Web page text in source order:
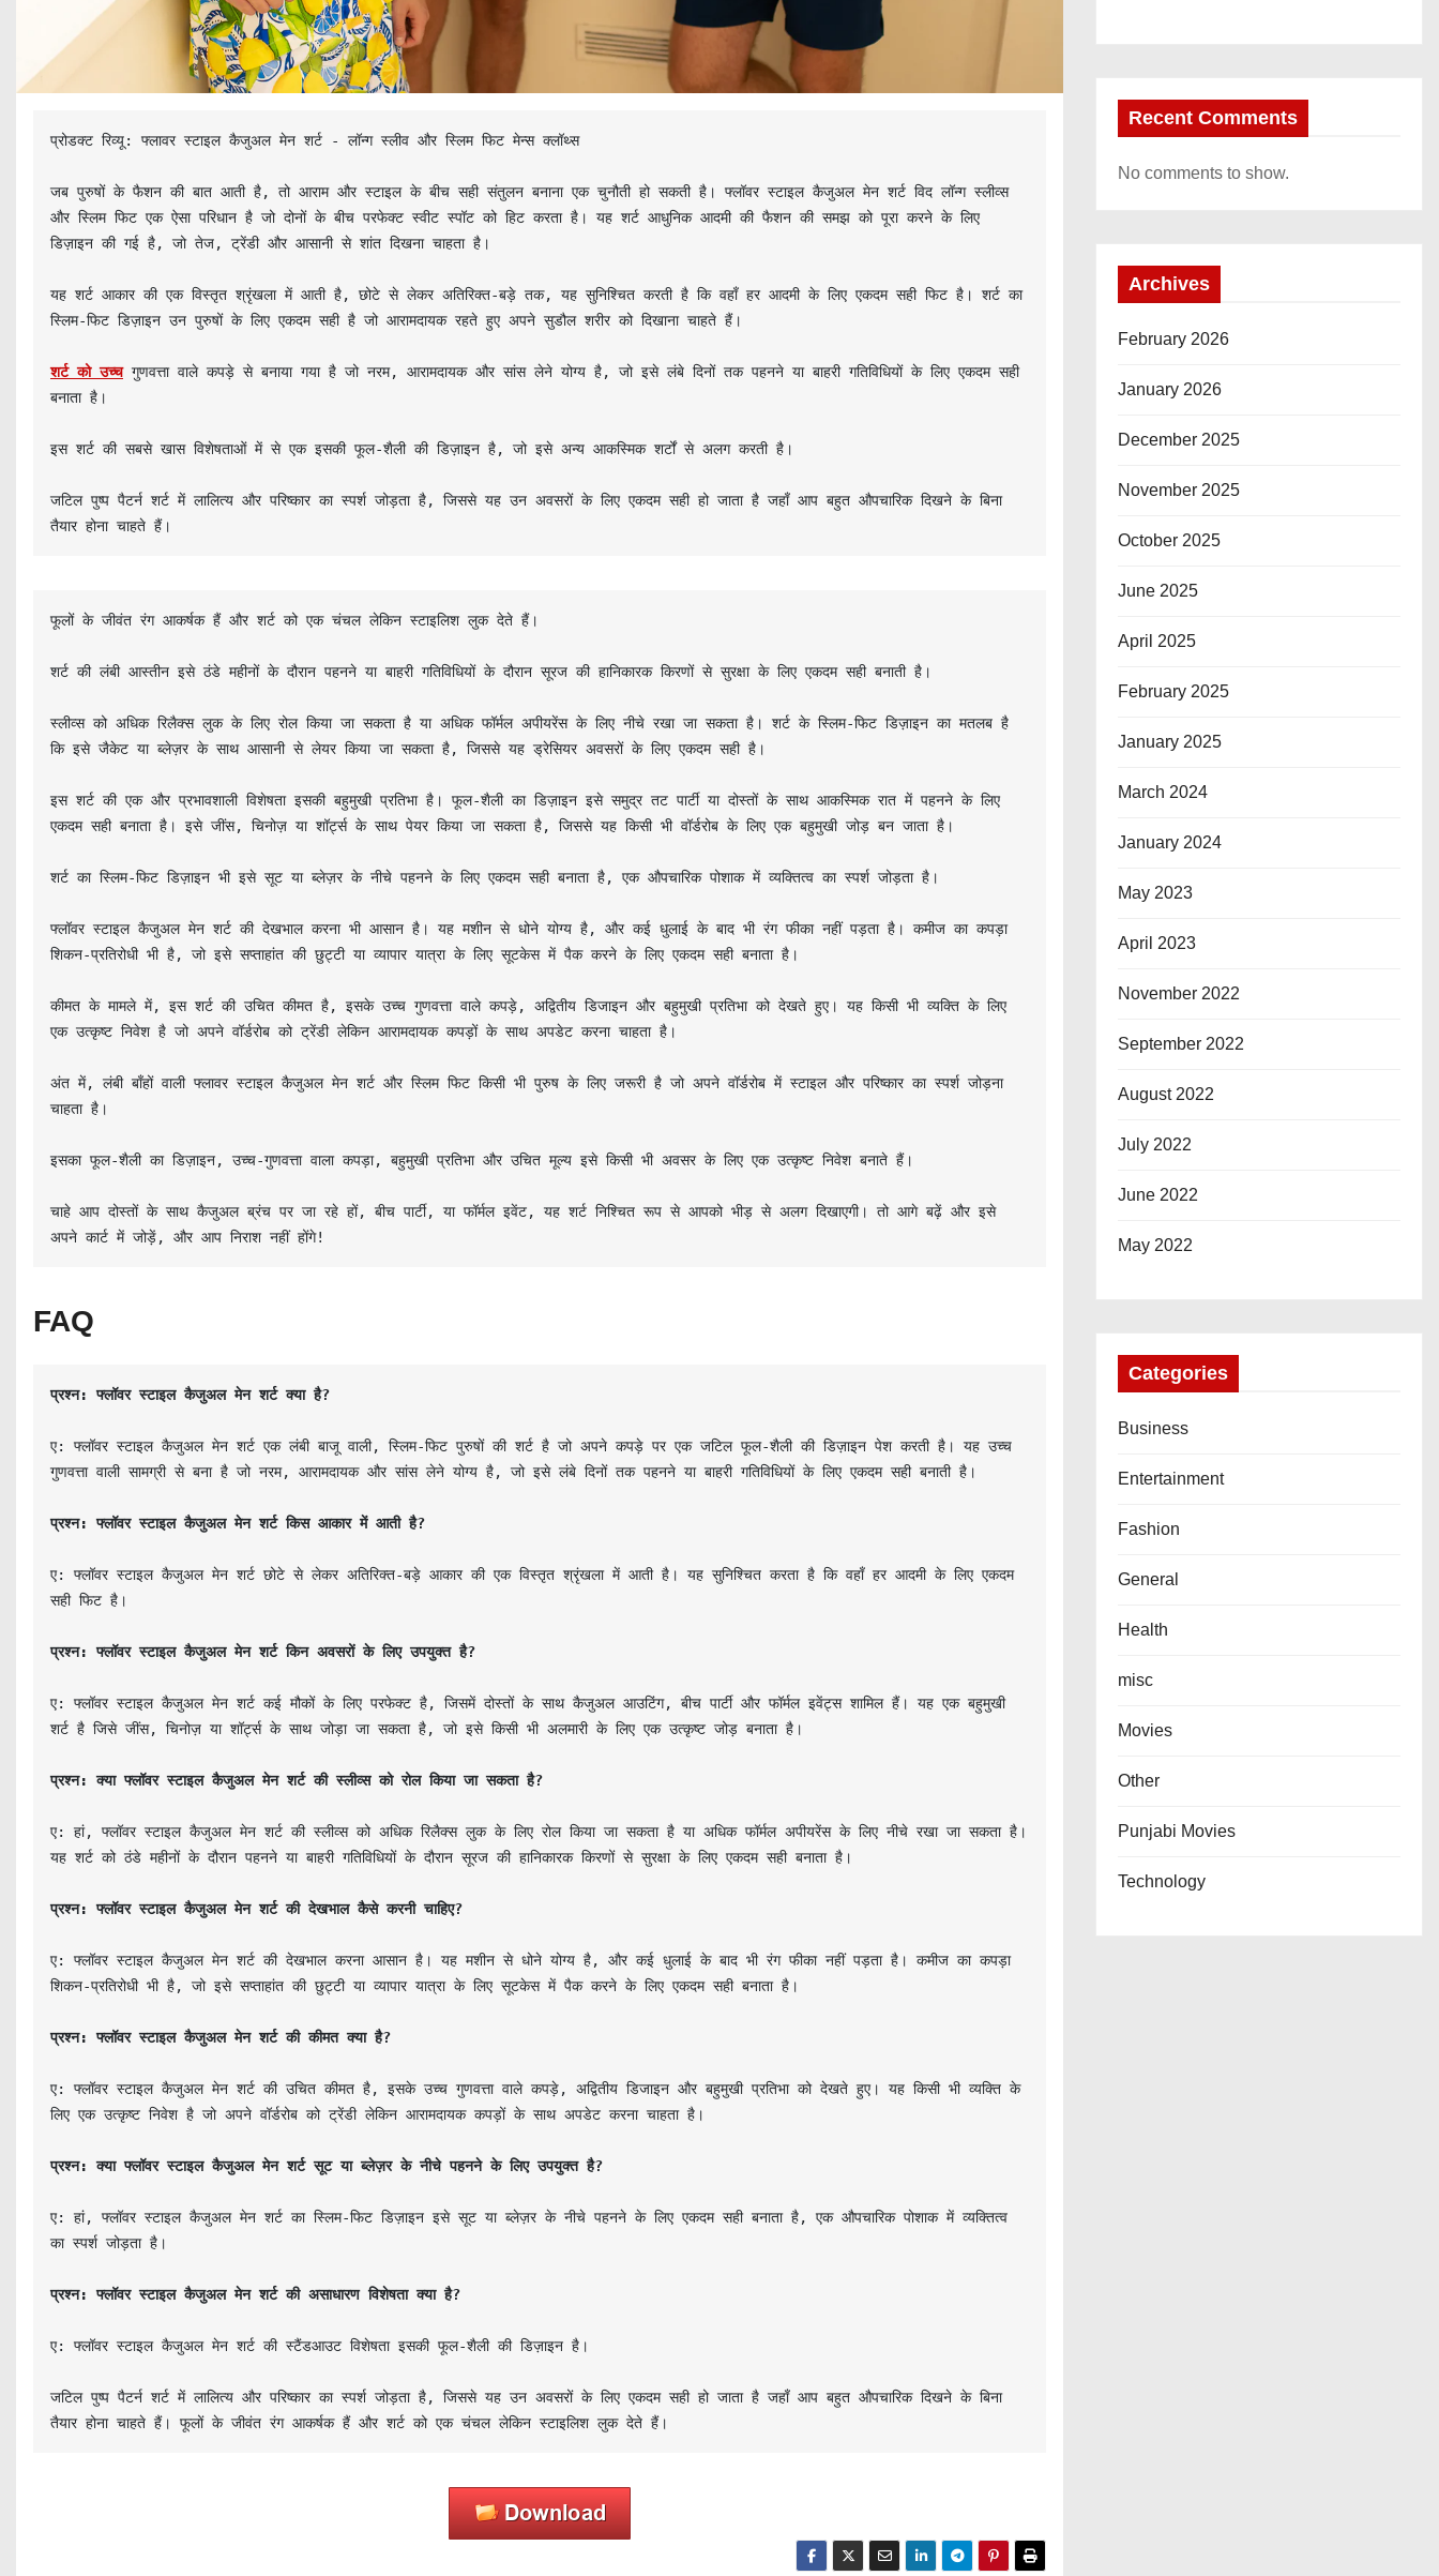
प्रोडक्ट रिव्यू: फ्लावर स्टाइल कैजुअल मेन शर्ट - लॉन्ग स्लीव और स्लिम फिट मेन्स क्लॉथ्स
जब पुरुषों के फैशन की बात आती है, तो आराम और स्टाइल के बीच सही संतुलन बनाना एक चुनौती हो सकती है। फ्लॉवर स्टाइल कैजुअल मेन शर्ट विद लॉन्ग स्लीव्स
और स्लिम फिट एक ऐसा परिधान है जो दोनों के बीच परफेक्ट स्वीट स्पॉट को हिट करता है। यह शर्ट आधुनिक आदमी की फैशन की समझ को पूरा करने के लिए
डिज़ाइन की गई है, जो तेज, ट्रेंडी और आसानी से शांत दिखना चाहता है।
यह शर्ट आकार की एक विस्तृत श्रृंखला में आती है, छोटे से लेकर अतिरिक्त-बड़े तक, यह सुनिश्चित करती है कि वहाँ हर आदमी के लिए एकदम सही फिट है। शर्ट का
स्लिम-फिट डिज़ाइन उन पुरुषों के लिए एकदम सही है जो आरामदायक रहते हुए अपने सुडौल शरीर को दिखाना चाहते हैं।
शर्ट को उच्च गुणवत्ता वाले कपड़े से बनाया गया है जो नरम, आरामदायक और सांस लेने योग्य है, जो इसे लंबे दिनों तक पहनने या बाहरी गतिविधियों के लिए एकदम सही
बनाता है।
इस शर्ट की सबसे खास विशेषताओं में से एक इसकी फूल-शैली की डिज़ाइन है, जो इसे अन्य आकस्मिक शर्टों से अलग करती है।
जटिल पुष्प पैटर्न शर्ट में लालित्य और परिष्कार का स्पर्श जोड़ता है, जिससे यह उन अवसरों के लिए एकदम सही हो जाता है जहाँ आप बहुत औपचारिक दिखने के बिना
तैयार होना चाहते हैं।
फूलों के जीवंत रंग आकर्षक हैं और शर्ट को एक चंचल लेकिन स्टाइलिश लुक देते हैं।
शर्ट की लंबी आस्तीन इसे ठंडे महीनों के दौरान पहनने या बाहरी गतिविधियों के दौरान सूरज की हानिकारक किरणों से सुरक्षा के लिए एकदम सही बनाती है।
स्लीव्स को अधिक रिलैक्स लुक के लिए रोल किया जा सकता है या अधिक फॉर्मल अपीयरेंस के लिए नीचे रखा जा सकता है। शर्ट के स्लिम-फिट डिज़ाइन का मतलब है
कि इसे जैकेट या ब्लेज़र के साथ आसानी से लेयर किया जा सकता है, जिससे यह ड्रेसियर अवसरों के लिए एकदम सही है।
इस शर्ट की एक और प्रभावशाली विशेषता इसकी बहुमुखी प्रतिभा है। फूल-शैली का डिज़ाइन इसे समुद्र तट पार्टी या दोस्तों के साथ आकस्मिक रात में पहनने के लिए
एकदम सही बनाता है। इसे जींस, चिनोज़ या शॉर्ट्स के साथ पेयर किया जा सकता है, जिससे यह किसी भी वॉर्डरोब के लिए एक बहुमुखी जोड़ बन जाता है।
शर्ट का स्लिम-फिट डिज़ाइन भी इसे सूट या ब्लेज़र के नीचे पहनने के लिए एकदम सही बनाता है, एक औपचारिक पोशाक में व्यक्तित्व का स्पर्श जोड़ता है।
फ्लॉवर स्टाइल कैजुअल मेन शर्ट की देखभाल करना भी आसान है। यह मशीन से धोने योग्य है, और कई धुलाई के बाद भी रंग फीका नहीं पड़ता है। कमीज का कपड़ा
शिकन-प्रतिरोधी भी है, जो इसे सप्ताहांत की छुट्टी या व्यापार यात्रा के लिए सूटकेस में पैक करने के लिए एकदम सही बनाता है।
कीमत के मामले में, इस शर्ट की उचित कीमत है, इसके उच्च गुणवत्ता वाले कपड़े, अद्वितीय डिजाइन और बहुमुखी प्रतिभा को देखते हुए। यह किसी भी व्यक्ति के लिए
एक उत्कृष्ट निवेश है जो अपने वॉर्डरोब को ट्रेंडी लेकिन आरामदायक कपड़ों के साथ अपडेट करना चाहता है।
अंत में, लंबी बाँहों वाली फ्लावर स्टाइल कैजुअल मेन शर्ट और स्लिम फिट किसी भी पुरुष के लिए जरूरी है जो अपने वॉर्डरोब में स्टाइल और परिष्कार का स्पर्श जोड़ना
चाहता है।
इसका फूल-शैली का डिज़ाइन, उच्च-गुणवत्ता वाला कपड़ा, बहुमुखी प्रतिभा और उचित मूल्य इसे किसी भी अवसर के लिए एक उत्कृष्ट निवेश बनाते हैं।
चाहे आप दोस्तों के साथ कैजुअल ब्रंच पर जा रहे हों, बीच पार्टी, या फॉर्मल इवेंट, यह शर्ट निश्चित रूप से आपको भीड़ से अलग दिखाएगी। तो आगे बढ़ें और इसे
अपने कार्ट में जोड़ें, और आप निराश नहीं होंगे!
FAQ
प्रश्न: फ्लॉवर स्टाइल कैजुअल मेन शर्ट क्या है?
ए: फ्लॉवर स्टाइल कैजुअल मेन शर्ट एक लंबी बाजू वाली, स्लिम-फिट पुरुषों की शर्ट है जो अपने कपड़े पर एक जटिल फूल-शैली की डिज़ाइन पेश करती है। यह उच्च
गुणवत्ता वाली सामग्री से बना है जो नरम, आरामदायक और सांस लेने योग्य है, जो इसे लंबे दिनों तक पहनने या बाहरी गतिविधियों के लिए एकदम सही बनाती है।
प्रश्न: फ्लॉवर स्टाइल कैजुअल मेन शर्ट किस आकार में आती है?
ए: फ्लॉवर स्टाइल कैजुअल मेन शर्ट छोटे से लेकर अतिरिक्त-बड़े आकार की एक विस्तृत श्रृंखला में आती है। यह सुनिश्चित करता है कि वहाँ हर आदमी के लिए एकदम
सही फिट है।
प्रश्न: फ्लॉवर स्टाइल कैजुअल मेन शर्ट किन अवसरों के लिए उपयुक्त है?
ए: फ्लॉवर स्टाइल कैजुअल मेन शर्ट कई मौकों के लिए परफेक्ट है, जिसमें दोस्तों के साथ कैजुअल आउटिंग, बीच पार्टी और फॉर्मल इवेंट्स शामिल हैं। यह एक बहुमुखी
प्रश्न: क्या फ्लॉवर स्टाइल कैजुअल मेन शर्ट की स्लीव्स को रोल किया जा सकता है?
ए: हां, फ्लॉवर स्टाइल कैजुअल मेन शर्ट की स्लीव्स को अधिक रिलैक्स लुक के लिए रोल किया जा सकता है या अधिक फॉर्मल अपीयरेंस के लिए नीचे रखा जा सकता है।
यह शर्ट को ठंडे महीनों के दौरान पहनने या बाहरी गतिविधियों के दौरान सूरज की हानिकारक किरणों से सुरक्षा के लिए एकदम सही बनाता है।
प्रश्न: फ्लॉवर स्टाइल कैजुअल मेन शर्ट की देखभाल कैसे करनी चाहिए?
ए: फ्लॉवर स्टाइल कैजुअल मेन शर्ट की देखभाल करना आसान है। यह मशीन से धोने योग्य है, और कई धुलाई के बाद भी रंग फीका नहीं पड़ता है। कमीज का कपड़ा
शिकन-प्रतिरोधी भी है, जो इसे सप्ताहांत की छुट्टी या व्यापार यात्रा के लिए सूटकेस में पैक करने के लिए एकदम सही बनाता है।
प्रश्न: फ्लॉवर स्टाइल कैजुअल मेन शर्ट की कीमत क्या है?
ए: फ्लॉवर स्टाइल कैजुअल मेन शर्ट की उचित कीमत है, इसके उच्च गुणवत्ता वाले कपड़े, अद्वितीय डिजाइन और बहुमुखी प्रतिभा को देखते हुए। यह किसी भी व्यक्ति के
लिए एक उत्कृष्ट निवेश है जो अपने वॉर्डरोब को ट्रेंडी लेकिन आरामदायक कपड़ों के साथ अपडेट करना चाहता है।
प्रश्न: क्या फ्लॉवर स्टाइल कैजुअल मेन शर्ट सूट या ब्लेज़र के नीचे पहनने के लिए उपयुक्त है?
ए: हां, फ्लॉवर स्टाइल कैजुअल मेन शर्ट का स्लिम-फिट डिज़ाइन इसे सूट या ब्लेज़र के नीचे पहनने के लिए एकदम सही बनाता है, एक औपचारिक पोशाक में व्यक्तित्व
का स्पर्श जोड़ता है।
प्रश्न: फ्लॉवर स्टाइल कैजुअल मेन शर्ट की असाधारण विशेषता क्या है?
ए: फ्लॉवर स्टाइल कैजुअल मेन शर्ट की स्टैंडआउट विशेषता इसकी फूल-शैली की डिज़ाइन है।
जटिल पुष्प पैटर्न शर्ट में लालित्य और परिष्कार का स्पर्श जोड़ता है, जिससे यह उन अवसरों के लिए एकदम सही हो जाता है जहाँ आप बहुत औपचारिक दिखने के बिना
तैयार होना चाहते हैं। फूलों के जीवंत रंग आकर्षक हैं और शर्ट को एक चंचल लेकिन स्टाइलिश लुक देते हैं।
Recent Comments
No comments to show.
Archives
February 2026
January 2026
December 2025
November 2025
October 2025
June 2025
April 2025
February 2025
January 2025
March 2024
January 2024
May 2023
April 2023
November 2022
September 2022
August 2022
July 2022
June 2022
May 2022
Categories
Business
Entertainment
Fashion
General
Health
misc
Movies
Other
Punjabi Movies
Technology